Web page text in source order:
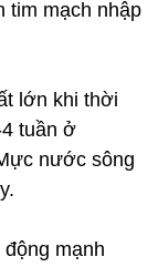
tim mạch nhập
lớn khi thời
tuần ở
nước sông
mạnh